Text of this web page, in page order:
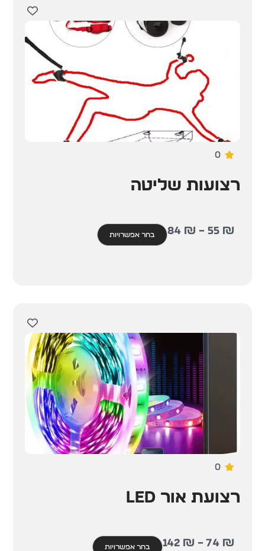
0
רצועות שליטה
55 ₪
–
84 ₪ בחר אפשרויות
0
רצועת אור LED
74 ₪
–
142 ₪ בחר אפשרויות